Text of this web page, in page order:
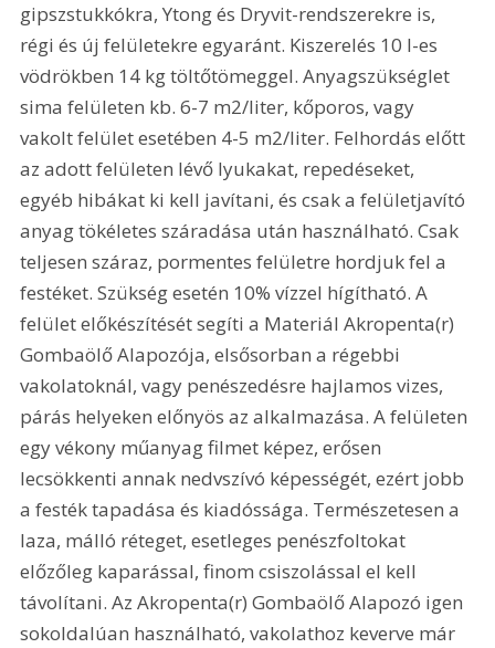
gipszstukkókra, Ytong és Dryvit-rendszerekre is,
régi és új felületekre egyaránt. Kiszerelés 10 l-es
vödrökben 14 kg töltőtömeggel. Anyagszükséglet
sima felületen kb. 6-7 m2/liter, kőporos, vagy
vakolt felület esetében 4-5 m2/liter. Felhordás előtt
az adott felületen lévő lyukakat, repedéseket,
egyéb hibákat ki kell javítani, és csak a felületjavító
anyag tökéletes száradása után használható. Csak
teljesen száraz, pormentes felületre hordjuk fel a
festéket. Szükség esetén 10% vízzel hígítható. A
felület előkészítését segíti a Materiál Akropenta(r)
Gombaölő Alapozója, elsősorban a régebbi
vakolatoknál, vagy penészedésre hajlamos vizes,
párás helyeken előnyös az alkalmazása. A felületen
egy vékony műanyag filmet képez, erősen
lecsökkenti annak nedvszívó képességét, ezért jobb
a festék tapadása és kiadóssága. Természetesen a
laza, málló réteget, esetleges penészfoltokat
előzőleg kaparással, finom csiszolással el kell
távolítani. Az Akropenta(r) Gombaölő Alapozó igen
sokoldalúan használható, vakolathoz keverve már